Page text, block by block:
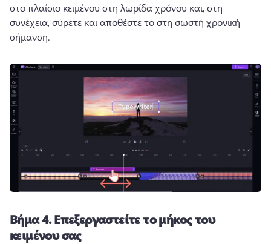
στο πλαίσιο κειμένου στη λωρίδα χρόνου και, στη
συνέχεια, σύρετε και αποθέστε το στη σωστή χρονική
σήμανση.
Βήμα 4.Επεξεργαστείτε το μήκος του
κειμένου σας